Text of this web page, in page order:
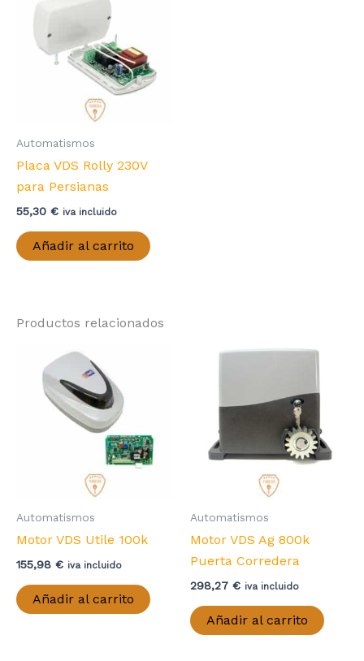
Automatismos
Placa VDS Rolly 230V
para Persianas
55,30 € iva incluido
Añadir al carrito
Productos relacionados
Automatismos
Motor VDS Utile 100k
155,98 € iva incluido
Añadir al carrito
Automatismos
Motor VDS Ag 800k
Puerta Corredera
298,27 € iva incluido
Añadir al carrito